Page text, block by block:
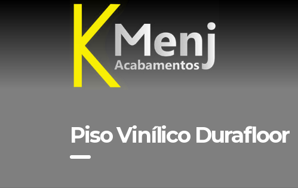
Piso Vinílico Durafloor